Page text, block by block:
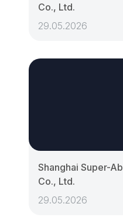
Co., Ltd.
29.05.2026
Shanghai Super-
Co., Ltd.
29.05.2026